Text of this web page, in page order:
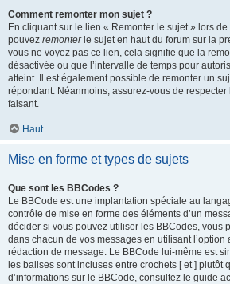
Comment remonter mon sujet ?
En cliquant sur le lien « Remonter le sujet » lors
pouvez remonterle sujet en haut du forum sur la
vous ne voyez pas ce lien, cela signifie que la
désactivée ou que l’intervalle de temps pour
atteint. Il est également possible de remonter un
répondant. Néanmoins, assurez-vous de
faisant.
Haut
Mise en forme et types de sujets
Que sont les BBCodes ?
Le BBCode est une implantation spéciale au
contrôle de mise en forme des éléments d’un
décider si vous pouvez utiliser les BBCodes, vous
dans chacun de vos messages en utilisant
rédaction de message. Le BBCode lui-même est
les balises sont incluses entre crochets [ et ] plutôt
d’informations sur le BBCode, consultez le guide